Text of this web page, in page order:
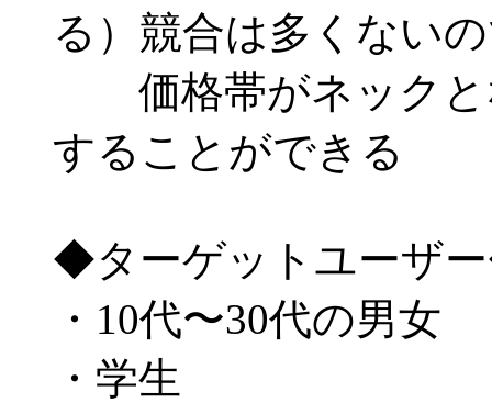
る）競合は多くない
価格帯がネックと
することができる
◆ターゲットユーザ
・10代〜30代の男女
・学生